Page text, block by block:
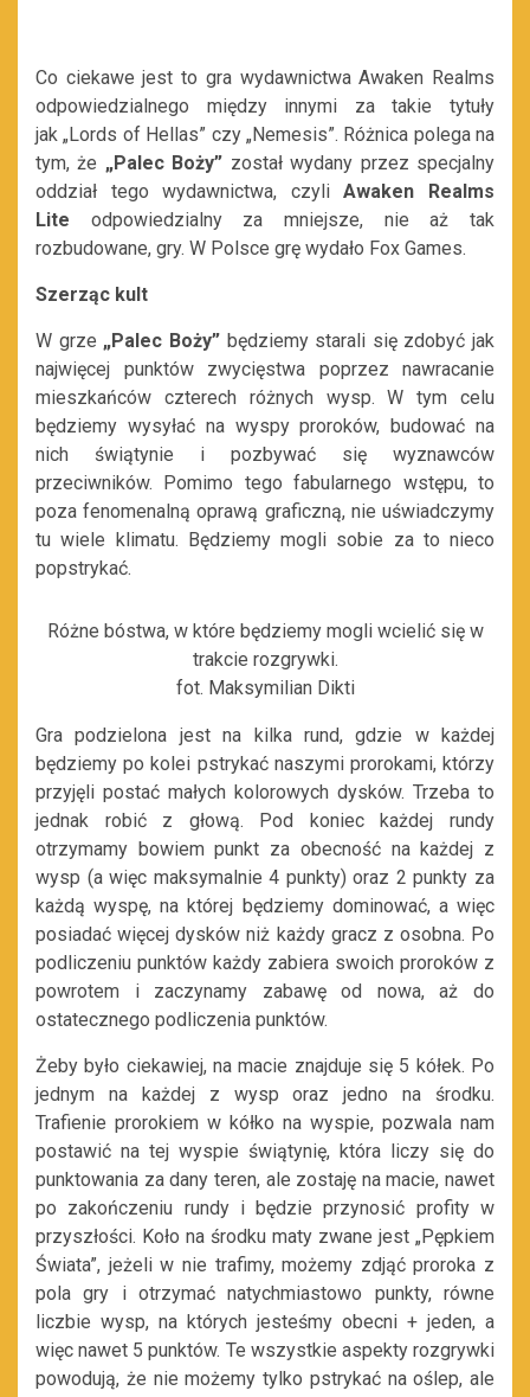
Co ciekawe jest to gra wydawnictwa Awaken Realms
odpowiedzialnego między innymi za takie tytuły
jak „Lords of Hellas” czy „Nemesis”. Różnica polega na
tym, że „Palec Boży” został wydany przez specjalny
oddział tego wydawnictwa, czyliAwaken Realms
Lite odpowiedzialny za mniejsze, nie aż tak
rozbudowane, gry. W Polsce grę wydało Fox Games.
Szerząc kult
W grze „Palec Boży” będziemy starali się zdobyć jak
najwięcej punktów zwycięstwa poprzez nawracanie
mieszkańców czterech różnych wysp. W tym celu
będziemy wysyłać na wyspy proroków, budować na
nich świątynie i pozbywać się wyznawców
przeciwników. Pomimo tego fabularnego wstępu, to
poza fenomenalną oprawą graficzną, nie uświadczymy
tu wiele klimatu. Będziemy mogli sobie za to nieco
popstrykać.
Różne bóstwa, w które będziemy mogli wcielić się w
trakcie rozgrywki.
fot. Maksymilian Dikti
Gra podzielona jest na kilka rund, gdzie w każdej
będziemy po kolei pstrykać naszymi prorokami, którzy
przyjęli postać małych kolorowych dysków. Trzeba to
jednak robić z głową. Pod koniec każdej rundy
otrzymamy bowiem punkt za obecność na każdej z
wysp (a więc maksymalnie 4 punkty) oraz 2 punkty za
każdą wyspę, na której będziemy dominować, a więc
posiadać więcej dysków niż każdy gracz z osobna. Po
podliczeniu punktów każdy zabiera swoich proroków z
powrotem i zaczynamy zabawę od nowa, aż do
ostatecznego podliczenia punktów.
Żeby było ciekawiej, na macie znajduje się 5 kółek. Po
jednym na każdej z wysp oraz jedno na środku.
Trafienie prorokiem w kółko na wyspie, pozwala nam
postawić na tej wyspie świątynię, która liczy się do
punktowania za dany teren, ale zostaję na macie, nawet
po zakończeniu rundy i będzie przynosić profity w
przyszłości. Koło na środku maty zwane jest „Pępkiem
Świata”, jeżeli w nie trafimy, możemy zdjąć proroka z
pola gry i otrzymać natychmiastowo punkty, równe
liczbie wysp, na których jesteśmy obecni + jeden, a
więc nawet 5 punktów. Te wszystkie aspekty rozgrywki
powodują, że nie możemy tylko pstrykać na oślep, ale